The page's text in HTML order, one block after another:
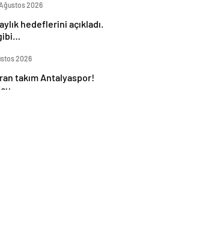
2026
hedeflerini açıkladı.
2026
takım Antalyaspor!